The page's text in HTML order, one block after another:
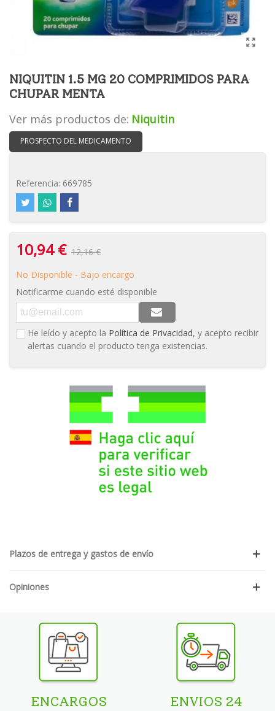
NIQUITIN 1.5 MG 20 COMPRIMIDOS PARA
CHUPAR MENTA
Ver más productos de: Niquitin
PROSPECTO DEL MEDICAMENTO
Referencia: 669785
10,94 € 12,16 €
No Disponible - Bajo encargo
Notificarme cuando esté disponible
He leído y acepto la Política de Privacidad, y acepto recibir
alertas cuando el producto tenga existencias.
Plazos de entrega y gastos de envío
Opiniones
ENCARGOS
ENVIOS 24